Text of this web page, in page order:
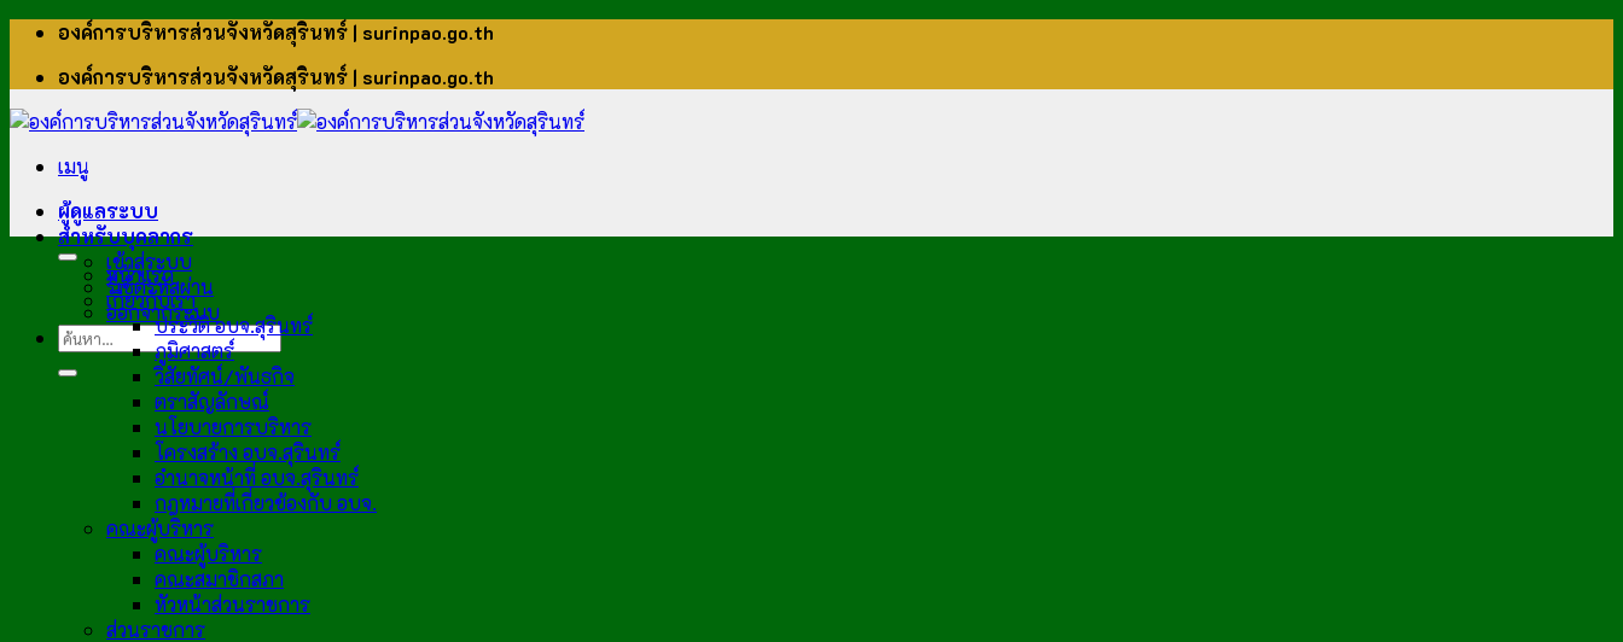
ข้าม
เนื้อหา
องค์การบริหารส่วนจังหวัดสุรินทร์ | surinpao.go.th
องค์การบริหารส่วนจังหวัดสุรินทร์ | surinpao.go.th
เมนู
ผู้ดูแลระบบ
สำหรับบุคลากร
เข้าสู่ระบบ
รีเซ็ตรหัสผ่าน
ออกจากระบบ
หน้าแรก
เกี่ยวกับเรา
ประวัติ อบจ.สุรินทร์
ภูมิศาสตร์
วิสัยทัศน์/พันธกิจ
ตราสัญลักษณ์
นโยบายการบริหาร
โครงสร้าง อบจ.สุรินทร์
อำนาจหน้าที่ อบจ.สุรินทร์
กฎหมายที่เกี่ยวข้องกับ อบจ.
คณะผู้บริหาร
คณะผู้บริหาร
คณะสมาชิกสภา
หัวหน้าส่วนราชการ
ส่วนราชการ